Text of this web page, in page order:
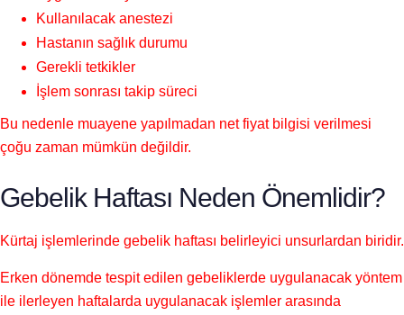
Kullanılacak anestezi
Hastanın sağlık durumu
Gerekli tetkikler
İşlem sonrası takip süreci
Bu nedenle muayene yapılmadan net fiyat bilgisi verilmesi
çoğu zaman mümkün değildir.
Gebelik Haftası Neden Önemlidir?
Kürtaj işlemlerinde gebelik haftası belirleyici unsurlardan biridir.
Erken dönemde tespit edilen gebeliklerde uygulanacak yöntem
ile ilerleyen haftalarda uygulanacak işlemler arasında